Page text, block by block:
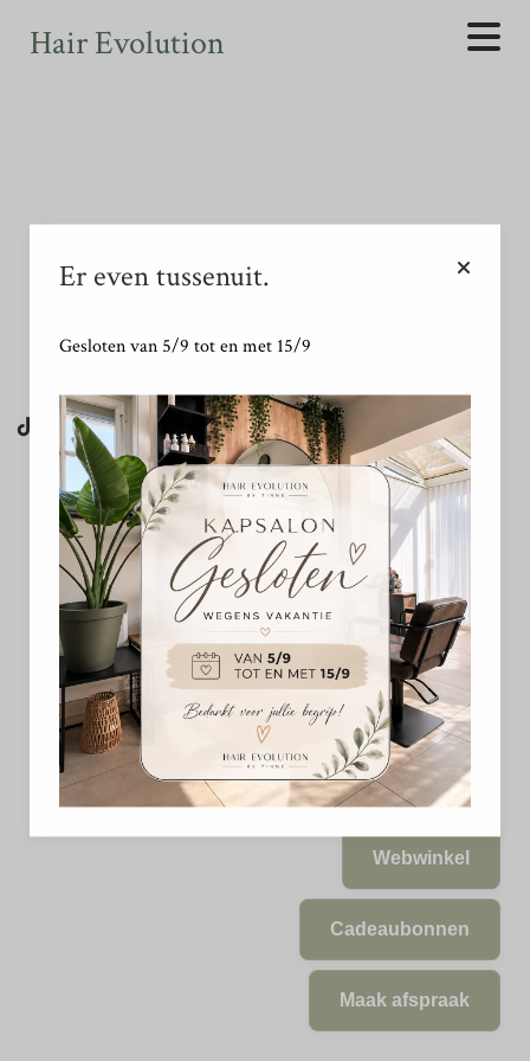
Hair Evolution
Not found
MOGELIJK GEMAAKT DOOR SALONROUND
Er even tussenuit.
Gesloten van 5/9 tot en met 15/9